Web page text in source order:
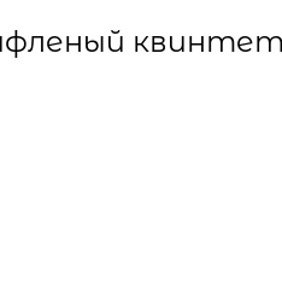
квинтет